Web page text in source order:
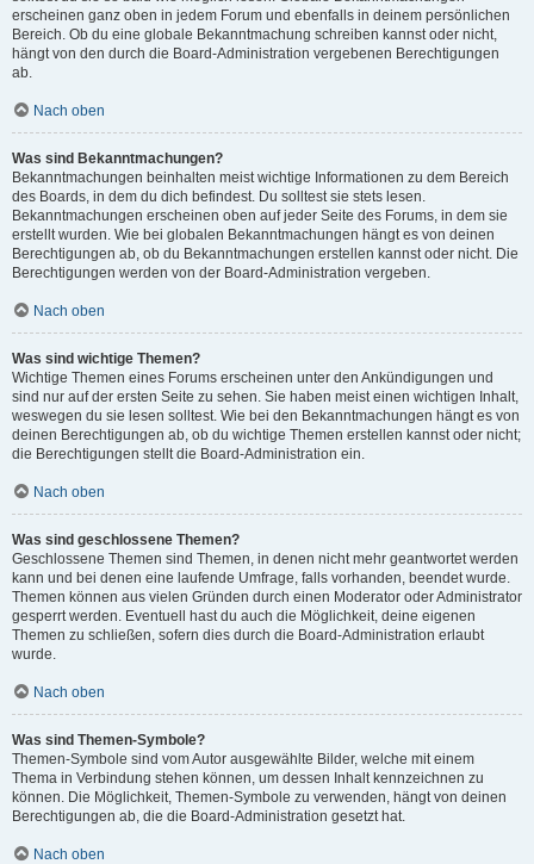
erscheinen ganz oben in jedem Forum und ebenfalls in deinem persönlichen
Bereich. Ob du eine globale Bekanntmachung schreiben kannst oder nicht,
hängt von den durch die Board-Administration vergebenen Berechtigungen
ab.
Nach oben
Was sind Bekanntmachungen?
Bekanntmachungen beinhalten meist wichtige Informationen zu dem Bereich
des Boards, in dem du dich befindest. Du solltest sie stets lesen.
Bekanntmachungen erscheinen oben auf jeder Seite des Forums, in dem sie
erstellt wurden. Wie bei globalen Bekanntmachungen hängt es von deinen
Berechtigungen ab, ob du Bekanntmachungen erstellen kannst oder nicht. Die
Berechtigungen werden von der Board-Administration vergeben.
Nach oben
Was sind wichtige Themen?
Wichtige Themen eines Forums erscheinen unter den Ankündigungen und
sind nur auf der ersten Seite zu sehen. Sie haben meist einen wichtigen Inhalt,
weswegen du sie lesen solltest. Wie bei den Bekanntmachungen hängt es von
deinen Berechtigungen ab, ob du wichtige Themen erstellen kannst oder nicht;
die Berechtigungen stellt die Board-Administration ein.
Nach oben
Was sind geschlossene Themen?
Geschlossene Themen sind Themen, in denen nicht mehr geantwortet werden
kann und bei denen eine laufende Umfrage, falls vorhanden, beendet wurde.
Themen können aus vielen Gründen durch einen Moderator oder Administrator
gesperrt werden. Eventuell hast du auch die Möglichkeit, deine eigenen
Themen zu schließen, sofern dies durch die Board-Administration erlaubt
wurde.
Nach oben
Was sind Themen-Symbole?
Themen-Symbole sind vom Autor ausgewählte Bilder, welche mit einem
Thema in Verbindung stehen können, um dessen Inhalt kennzeichnen zu
können. Die Möglichkeit, Themen-Symbole zu verwenden, hängt von deinen
Berechtigungen ab, die die Board-Administration gesetzt hat.
Nach oben